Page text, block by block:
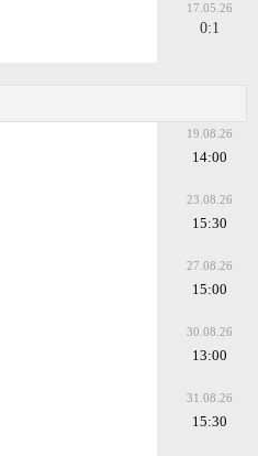
17.05.26
0:1
19.08.26
14:00
23.08.26
15:30
27.08.26
15:00
30.08.26
13:00
31.08.26
15:30